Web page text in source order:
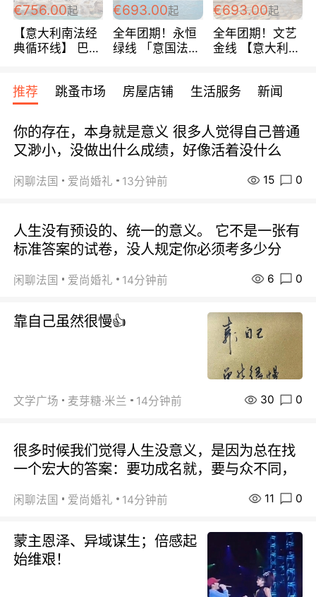
€756.00起
【意大利南法经
典循环线】 巴黎
宾馆 108欧/天起
全程756欧/位
€693.00起
全年团期！永恒
绿线 「意国法
欧/天起 ~包拼房
€693.00起
全年团期！文艺
金线 【意大利一
每周铁发！
推荐 跳蚤市场 房屋店铺 生活服务 新闻
你的存在，本身就是意义 很多人觉得自己普通
又渺小，没做出什么成绩，好像活着没什么
闲聊法国 爱尚婚礼 13分钟前 15 0
人生没有预设的、统一的意义。 它不是一张有
标准答案的试卷，没人规定你必须考多少分
闲聊法国 爱尚婚礼 14分钟前 6 0
靠自己虽然很慢👍
文学广场 麦芽糖·米兰 14分钟前 30 0
很多时候我们觉得人生没意义，是因为总在找
一个宏大的答案：要功成名就，要与众不同，
闲聊法国 爱尚婚礼 14分钟前 11 0
蒙主恩泽、异域谋生；倍感起
始维艰！